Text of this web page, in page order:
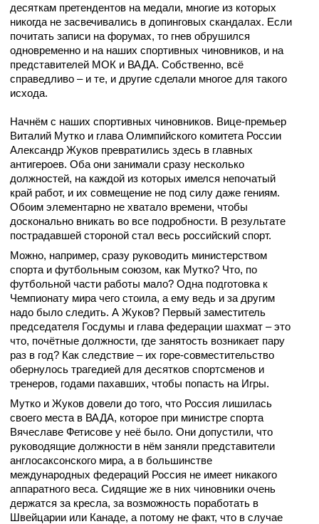
десяткам претендентов на медали, многие из которых
никогда не засвечивались в допинговых скандалах. Если
почитать записи на форумах, то гнев обрушился
одновременно и на наших спортивных чиновников, и на
представителей МОК и ВАДА. Собственно, всё
справедливо – и те, и другие сделали многое для такого
исхода.
Начнём с наших спортивных чиновников. Вице-премьер
Виталий Мутко и глава Олимпийского комитета России
Александр Жуков превратились здесь в главных
антигероев. Оба они занимали сразу несколько
должностей, на каждой из которых имелся непочатый
край работ, и их совмещение не под силу даже гениям.
Обоим элементарно не хватало времени, чтобы
досконально вникать во все подробности. В результате
пострадавшей стороной стал весь российский спорт.
Можно, например, сразу руководить министерством
спорта и футбольным союзом, как Мутко? Что, по
футбольной части работы мало? Одна подготовка к
Чемпионату мира чего стоила, а ему ведь и за другим
надо было следить. А Жуков? Первый заместитель
председателя Госдумы и глава федерации шахмат – это
что, почётные должности, где занятость возникает пару
раз в год? Как следствие – их горе-совместительство
обернулось трагедией для десятков спортсменов и
тренеров, годами пахавших, чтобы попасть на Игры.
Мутко и Жуков довели до того, что Россия лишилась
своего места в ВАДА, которое при министре спорта
Вячеславе Фетисове у неё было. Они допустили, что
руководящие должности в нём заняли представители
англосаксонского мира, а в большинстве
международных федераций Россия не имеет никакого
аппаратного веса. Сидящие же в них чиновники очень
держатся за кресла, за возможность поработать в
Швейцарии или Канаде, а потому не факт, что в случае